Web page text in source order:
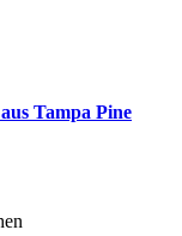
Tampa Pine